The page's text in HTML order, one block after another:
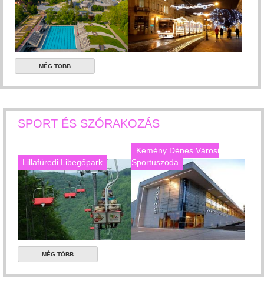
MÉG TÖBB
SPORT ÉS SZÓRAKOZÁS
Lillafüredi Libegőpark
Kemény Dénes Városi
Sportuszoda
MÉG TÖBB